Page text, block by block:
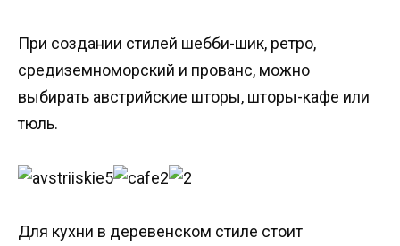
При создании стилей шебби-шик, ретро,
средиземноморский и прованс, можно
выбирать австрийские шторы, шторы-кафе или
тюль.
Для кухни в деревенском стиле стоит